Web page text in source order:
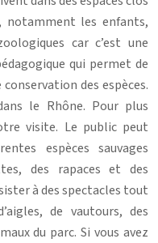
notamment les enfants,
car c’est une
qui permet de
des espèces.
le Rhône. Pour plus
visite. Le public peut
espèces sauvages
des rapaces et des
à des spectacles tout
de vautours, des
du parc. Si vous avez